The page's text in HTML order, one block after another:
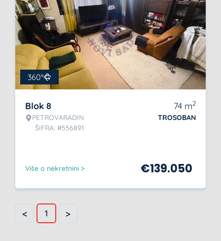
360°
Blok 8
PETROVARADIN
ŠIFRA: #556891
74 m2
TROSOBAN
Više o nekretnini > €139.050
< 1 >